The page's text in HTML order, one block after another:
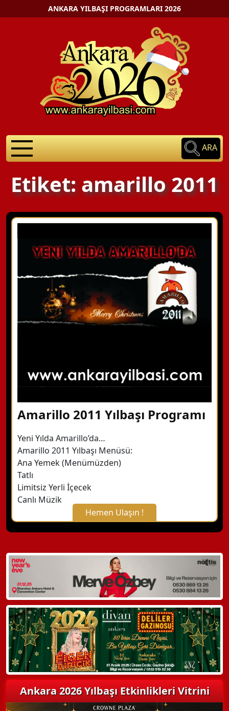
ANKARA YILBAŞI PROGRAMLARI 2026
ARA
Etiket: amarillo 2011
Amarillo 2011 Yılbaşı Programı
Yeni Yılda Amarillo’da…
Amarillo 2011 Yılbaşı Menüsü:
Ana Yemek (Menümüzden)
Tatlı
Limitsiz Yerli İçecek
Canlı Müzik
Hemen Ulaşın !
X Kapat
WhatsApp ile Bilgi Alın
Hemen Arayın
Detaylı Bilgi Alın
Ankara 2026 Yılbaşı Etkinlikleri Vitrini